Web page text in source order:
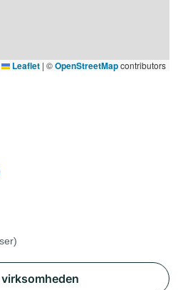
Leaflet | ©OpenStreetMapcontributors